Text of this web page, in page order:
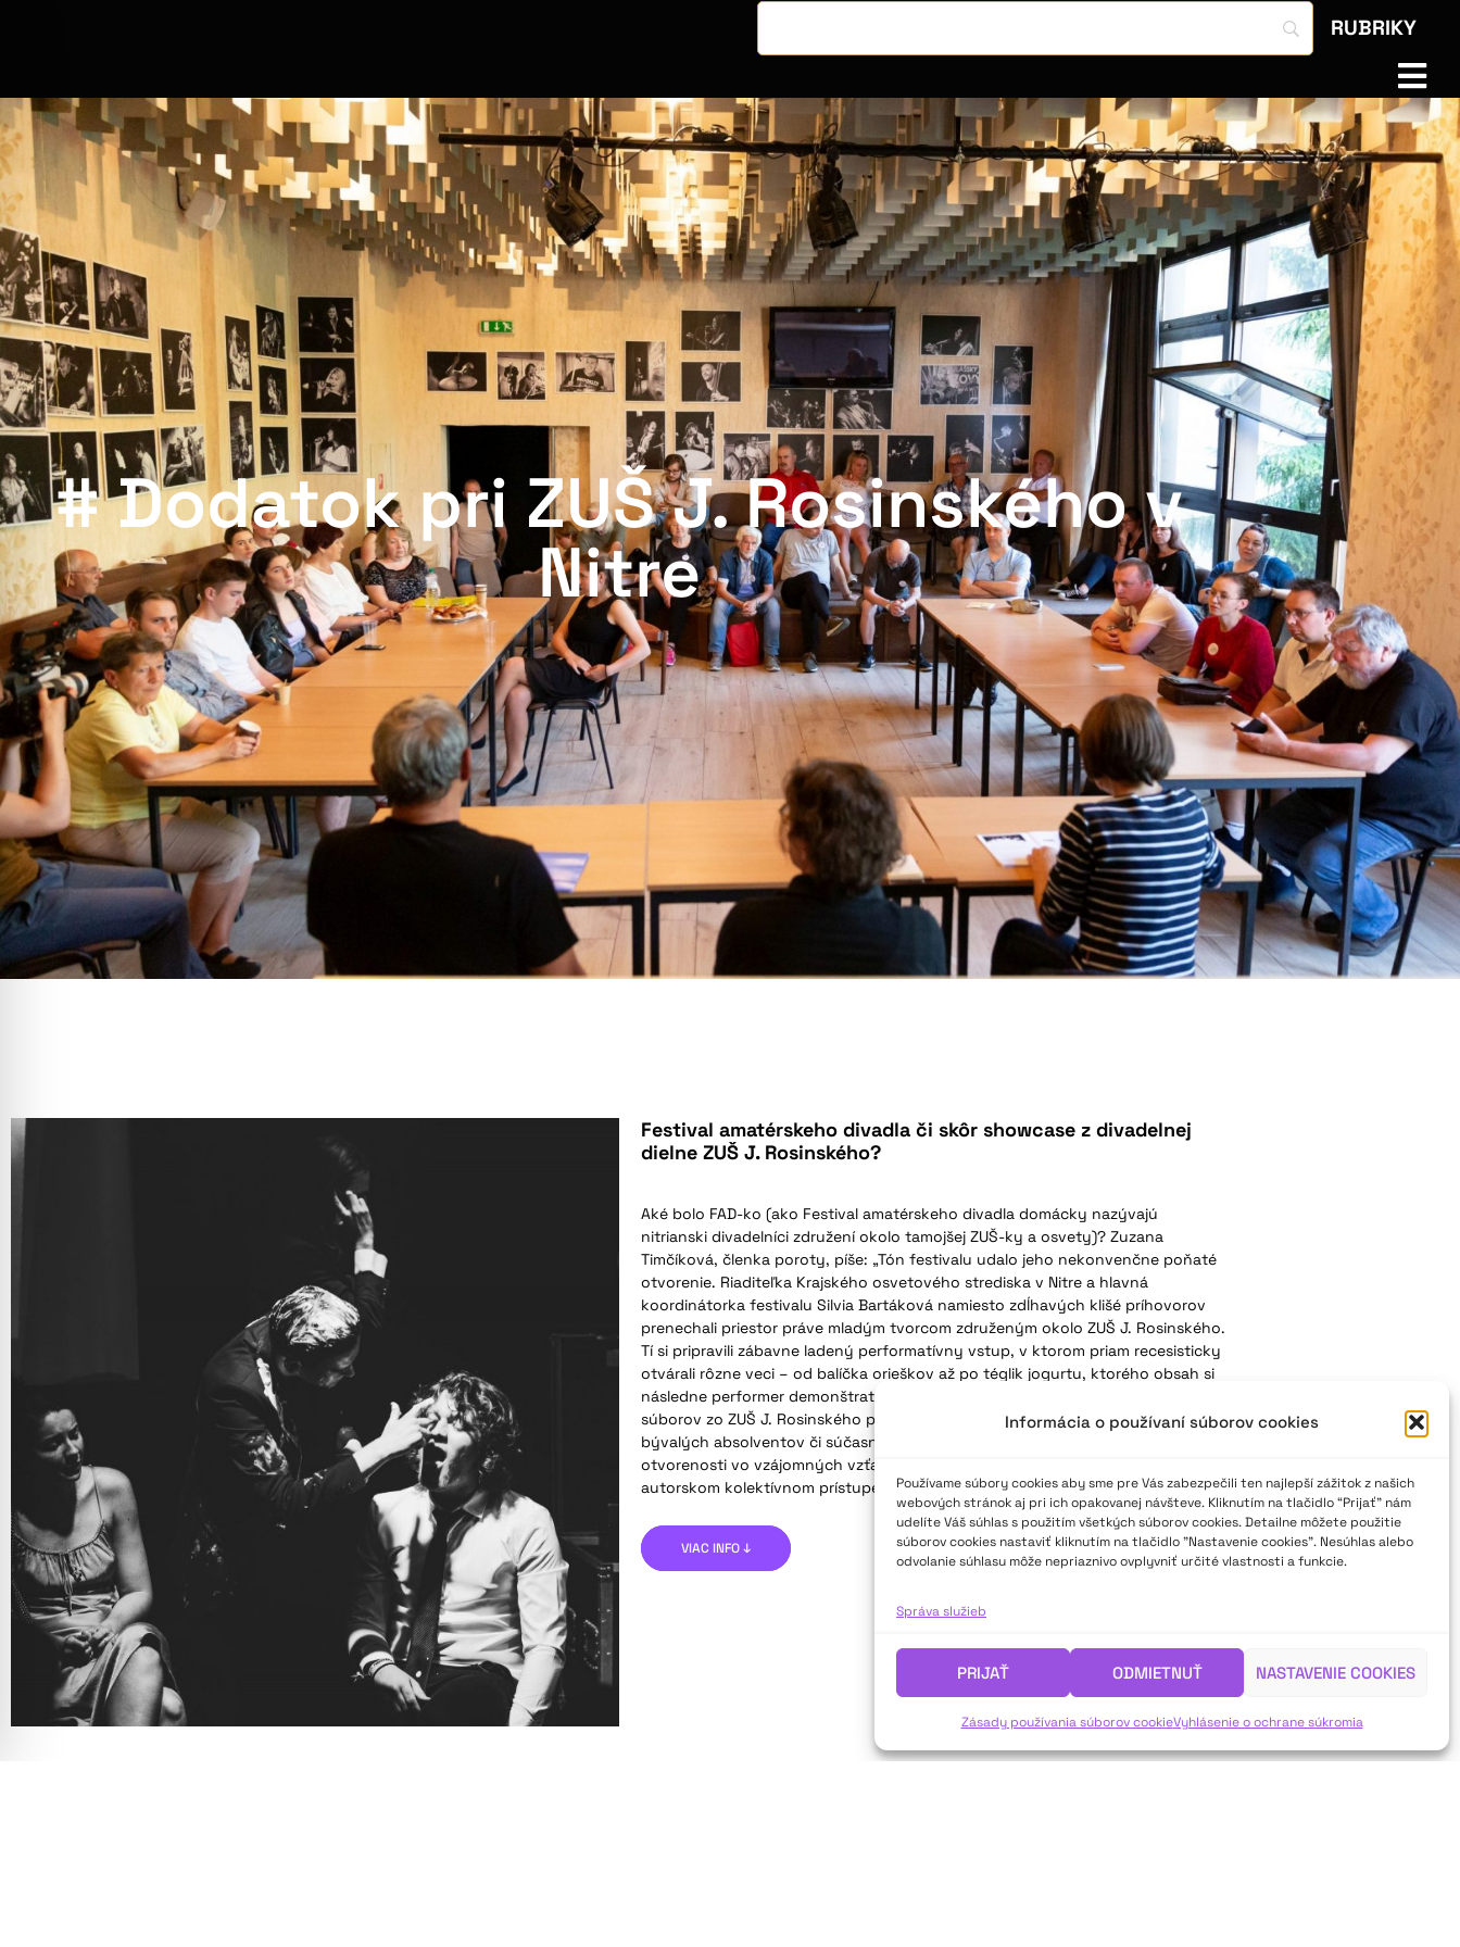
Informácia o používaní súborov cookies
Používame súbory cookies aby sme pre Vás zabezpečili ten najlepší zážitok z našich
webových stránok aj pri ich opakovanej návšteve. Kliknutím na tlačidlo “Prijať” nám
udelíte Váš súhlas s použitím všetkých súborov cookies. Detailne môžete použitie
súborov cookies nastaviť kliknutím na tlačidlo "Nastavenie cookies". Nesúhlas alebo
odvolanie súhlasu môže nepriaznivo ovplyvniť určité vlastnosti a funkcie.
Správa služieb
PRIJAŤ ODMIETNUŤ NASTAVENIE COOKIES
Zásady používania súborov cookieVyhlásenie o ochrane súkromia
RUBRIKY
# Dodatok pri ZUŠ J. Rosinského v
Nitre
Festival amatérskeho divadla či skôr showcase z divadelnej
dielne ZUŠ J. Rosinského?
Aké bolo FAD-ko (ako Festival amatérskeho divadla domácky nazývajú
nitrianski divadelníci združení okolo tamojšej ZUŠ-ky a osvety)? Zuzana
Timčíková, členka poroty, píše: „Tón festivalu udalo jeho nekonvenčne poňaté
otvorenie. Riaditeľka Krajského osvetového strediska v Nitre a hlavná
koordinátorka festivalu Silvia Bartáková namiesto zdĺhavých klišé príhovorov
prenechali priestor práve mladým tvorcom združeným okolo ZUŠ J. Rosinského.
Tí si pripravili zábavne ladený performatívny vstup, v ktorom priam recesisticky
otvárali rôzne veci – od balíčka orieškov až po téglik jogurtu, ktorého obsah si
následne performer demonštratívne vylial na hlavu. Scénické diela z tvorby
súborov zo ZUŠ J. Rosinského poukazujú na inšpiratívne spojenia pedagógov,
bývalých absolventov či súčasných žiakov školy, kde sa veľká miera
otvorenosti vo vzájomných vzťahoch následne odráža v odvážnych témach či
autorskom kolektívnom prístupe.“
VIAC INFO ↓